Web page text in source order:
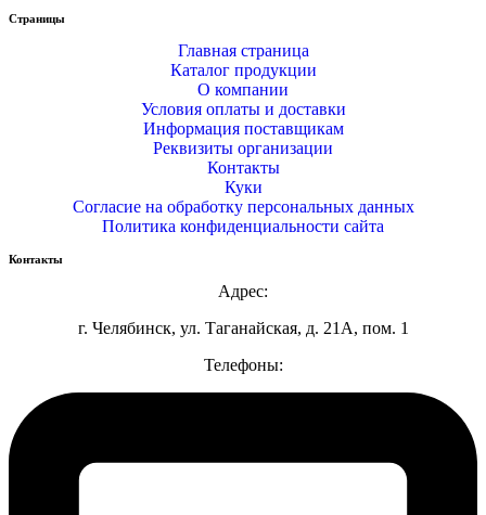
Страницы
Главная страница
Каталог продукции
О компании
Условия оплаты и доставки
Информация поставщикам
Реквизиты организации
Контакты
Куки
Согласие на обработку персональных данных
Политика конфиденциальности сайта
Контакты
Адрес:
г. Челябинск, ул. Таганайская, д. 21А, пом. 1
Телефоны: